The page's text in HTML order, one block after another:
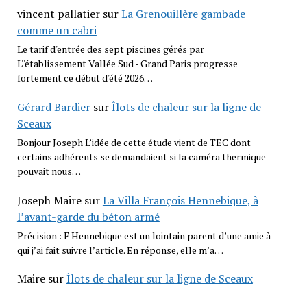
vincent pallatiersurLa Grenouillère gambade
comme un cabri
Le tarif d'entrée des sept piscines gérés par
L''établissement Vallée Sud - Grand Paris progresse
fortement ce début d'été 2026…
Gérard BardiersurÎlots de chaleur sur la ligne de
Sceaux
Bonjour Joseph L’idée de cette étude vient de TEC dont
certains adhérents se demandaient si la caméra thermique
pouvait nous…
Joseph MairesurLa Villa François Hennebique, à
l’avant-garde du béton armé
Précision : F Hennebique est un lointain parent d’une amie à
qui j’ai fait suivre l’article. En réponse, elle m’a…
MairesurÎlots de chaleur sur la ligne de Sceaux